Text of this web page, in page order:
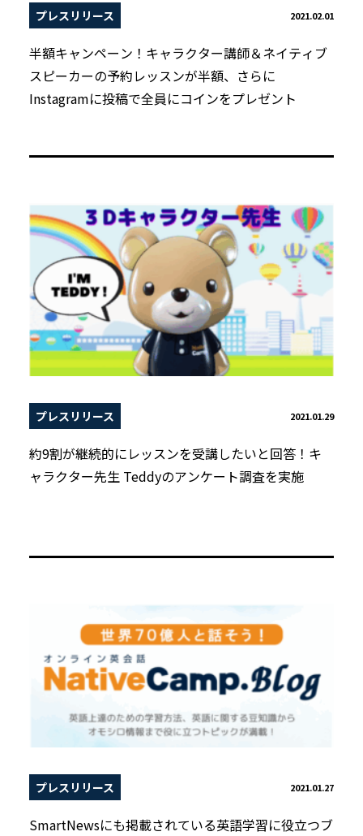
プレスリリース 2021.02.01
半額キャンペーン！キャラクター講師＆ネイティブ
スピーカーの予約レッスンが半額、さらに
Instagramに投稿で全員にコインをプレゼント
プレスリリース 2021.01.29
約9割が継続的にレッスンを受講したいと回答！キ
ャラクター先生 Teddyのアンケート調査を実施
プレスリリース 2021.01.27
SmartNewsにも掲載されている英語学習に役立つブ